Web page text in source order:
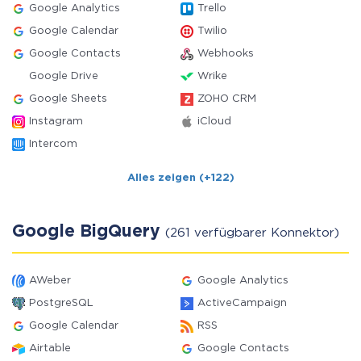
Google Analytics Trello
Google Calendar Twilio
Google Contacts Webhooks
Google Drive Wrike
Google Sheets ZOHO CRM
Instagram iCloud
Intercom
Alles zeigen (+122)
Google BigQuery (261 verfügbarer Konnektor)
AWeber Google Analytics
PostgreSQL ActiveCampaign
Google Calendar RSS
Airtable Google Contacts